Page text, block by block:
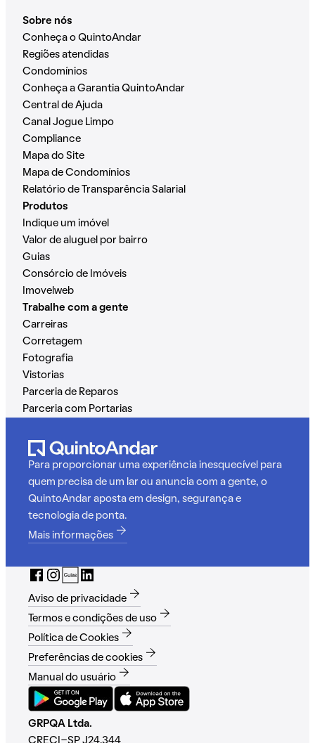
Sobre nós
Conheça o QuintoAndar
Regiões atendidas
Condomínios
Conheça a Garantia QuintoAndar
Central de Ajuda
Canal Jogue Limpo
Compliance
Mapa do Site
Mapa de Condomínios
Relatório de Transparência Salarial
Produtos
Indique um imóvel
Valor de aluguel por bairro
Guias
Consórcio de Imóveis
Imovelweb
Trabalhe com a gente
Carreiras
Corretagem
Fotografia
Vistorias
Parceria de Reparos
Parceria com Portarias
Para proporcionar uma experiência inesquecível para
quem precisa de um lar ou anuncia com a gente, o
QuintoAndar aposta em design, segurança e
tecnologia de ponta.
Mais informações
Aviso de privacidade
Termos e condições de uso
Política de Cookies
Preferências de cookies
Manual do usuário
GRPQA Ltda.